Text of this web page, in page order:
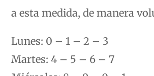
a esta medida, de manera
Lunes: 0 – 1 – 2 – 3
Martes: 4 – 5 – 6 – 7
Miércoles: 8 – 9 – 0 – 1